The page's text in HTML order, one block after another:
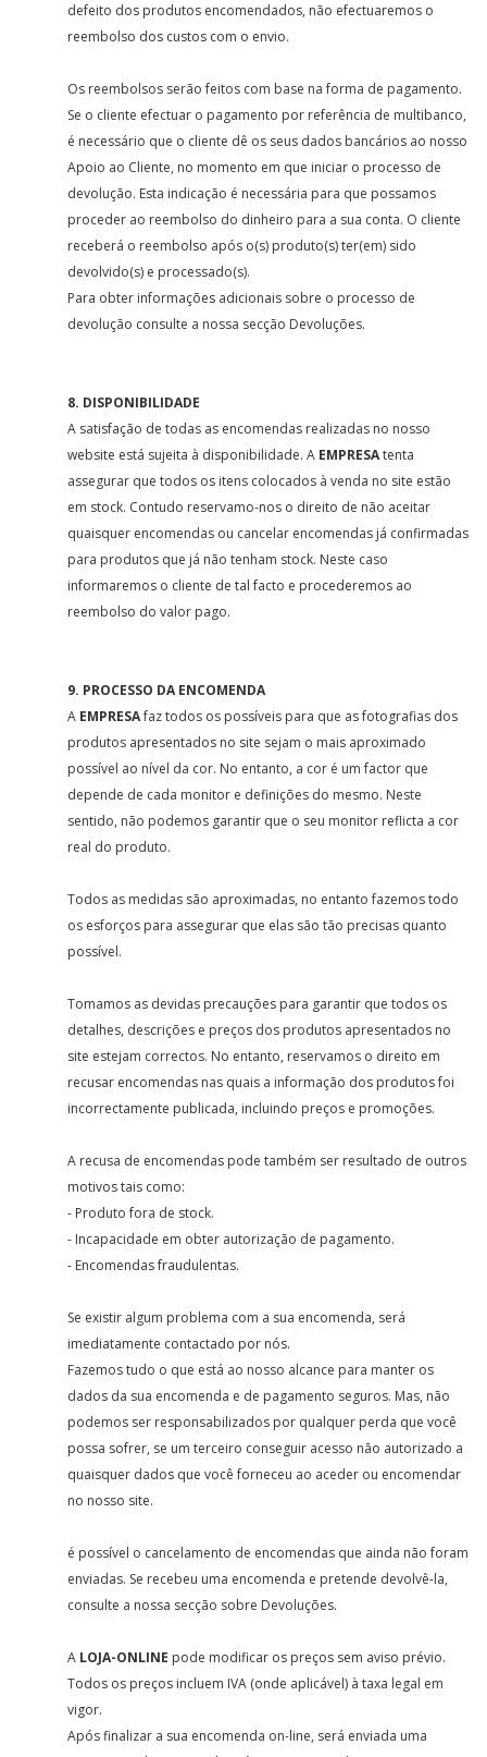
defeito dos produtos encomendados, não efectuaremos o
reembolso dos custos com o envio.
Os reembolsos serão feitos com base na forma de pagamento.
Se o cliente efectuar o pagamento por referência de multibanco,
é necessário que o cliente dê os seus dados bancários ao nosso
Apoio ao Cliente, no momento em que iniciar o processo de
devolução. Esta indicação é necessária para que possamos
proceder ao reembolso do dinheiro para a sua conta. O cliente
receberá o reembolso após o(s) produto(s) ter(em) sido
devolvido(s) e processado(s).
Para obter informações adicionais sobre o processo de
devolução consulte a nossa secção Devoluções.
8. DISPONIBILIDADE
A satisfação de todas as encomendas realizadas no nosso
website está sujeita à disponibilidade. A EMPRESAtenta
assegurar que todos os itens colocados à venda no site estão
em stock. Contudo reservamo-nos o direito de não aceitar
quaisquer encomendas ou cancelar encomendas já confirmadas
para produtos que já não tenham stock. Neste caso
informaremos o cliente de tal facto e procederemos ao
reembolso do valor pago.
9. PROCESSO DA ENCOMENDA
A EMPRESAfaz todos os possíveis para que as fotografias dos
produtos apresentados no site sejam o mais aproximado
possível ao nível da cor. No entanto, a cor é um factor que
depende de cada monitor e definições do mesmo. Neste
sentido, não podemos garantir que o seu monitor reflicta a cor
real do produto.
Todos as medidas são aproximadas, no entanto fazemos todo
os esforços para assegurar que elas são tão precisas quanto
possível.
Tomamos as devidas precauções para garantir que todos os
detalhes, descrições e preços dos produtos apresentados no
site estejam correctos. No entanto, reservamos o direito em
recusar encomendas nas quais a informação dos produtos foi
incorrectamente publicada, incluindo preços e promoções.
A recusa de encomendas pode também ser resultado de outros
motivos tais como:
- Produto fora de stock.
- Incapacidade em obter autorização de pagamento.
- Encomendas fraudulentas.
Se existir algum problema com a sua encomenda, será
imediatamente contactado por nós.
Fazemos tudo o que está ao nosso alcance para manter os
dados da sua encomenda e de pagamento seguros. Mas, não
podemos ser responsabilizados por qualquer perda que você
possa sofrer, se um terceiro conseguir acesso não autorizado a
quaisquer dados que você forneceu ao aceder ou encomendar
no nosso site.
é possível o cancelamento de encomendas que ainda não foram
enviadas. Se recebeu uma encomenda e pretende devolvê-la,
consulte a nossa secção sobre Devoluções.
A LOJA-ONLINE pode modificar os preços sem aviso prévio.
Todos os preços incluem IVA (onde aplicável) à taxa legal em
vigor.
Após finalizar a sua encomenda on-line, será enviada uma